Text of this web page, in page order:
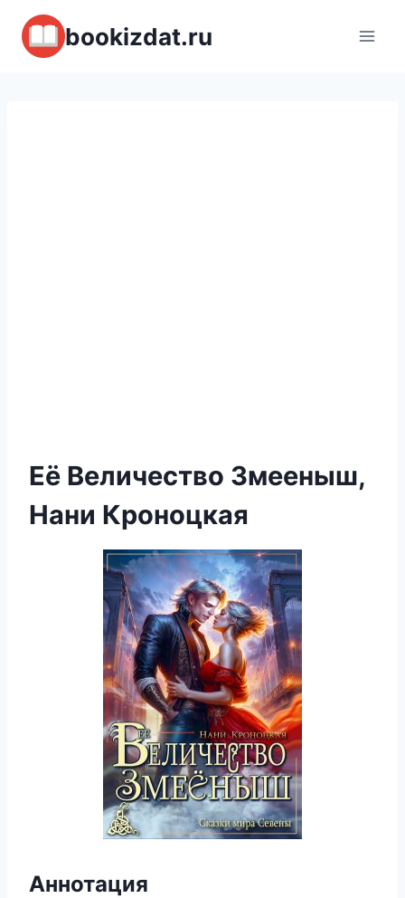
Перейти
содержимому
bookizdat.ru
Её Величество Змееныш,
Нани Кроноцкая
Аннотация